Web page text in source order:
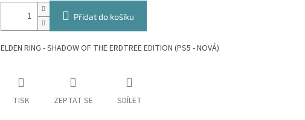
Přidat do košíku
ELDEN RING - SHADOW OF THE ERDTREE EDITION (PS5 - NOVÁ)
TISK ZEPTAT SE SDÍLET